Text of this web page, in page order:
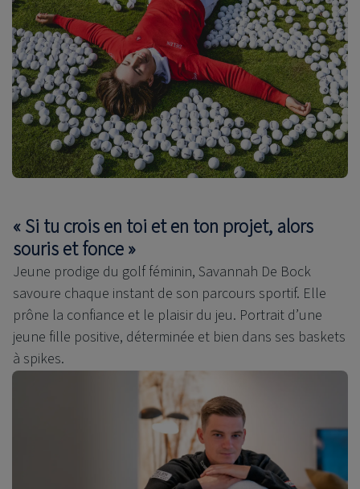
« Si tu crois en toi et en ton projet, alors
souris et fonce »
Jeune prodige du golf féminin, Savannah De Bock
savoure chaque instant de son parcours sportif. Elle
prône la confiance et le plaisir du jeu. Portrait d’une
jeune fille positive, déterminée et bien dans ses baskets
à spikes.